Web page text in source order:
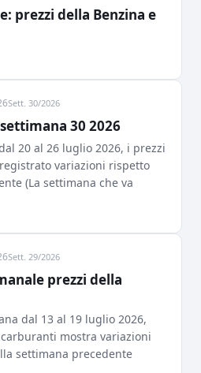
prezzi della Benzina e
Sett. 30/2026
30 2026
20 al 26 luglio 2026, i prezzi
variazioni rispetto
(La settimana che va
Sett. 29/2026
prezzi della
dal 13 al 19 luglio 2026,
mostra variazioni
settimana precedente